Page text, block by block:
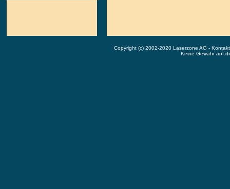
Copyright (c) 2002-2020 Laserzone AG -
Keine Gewähr auf